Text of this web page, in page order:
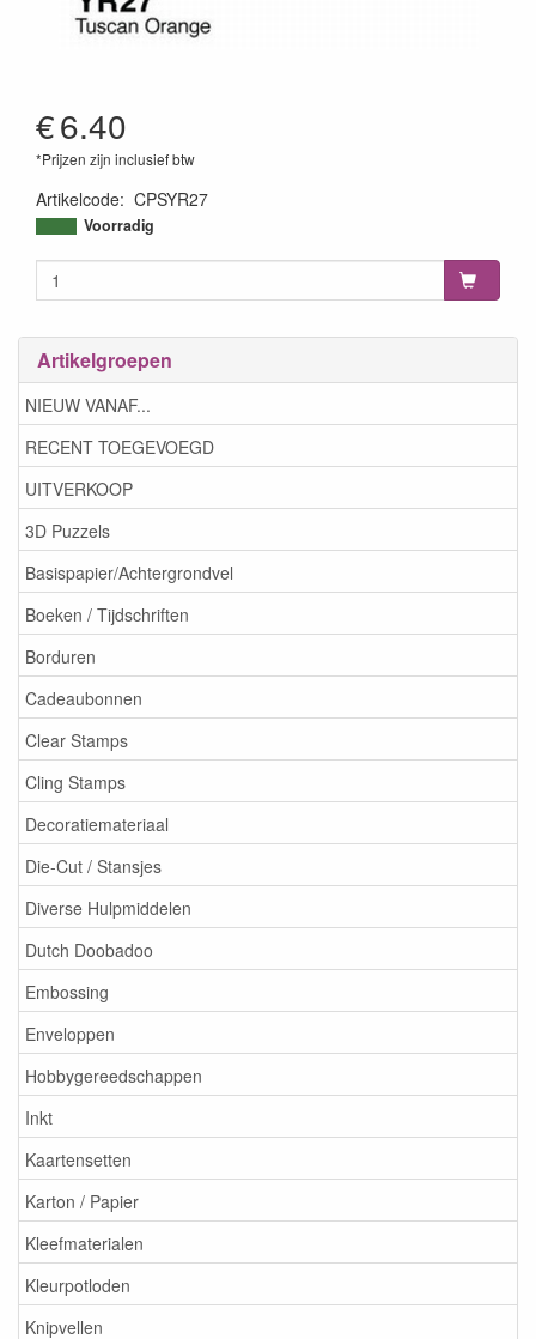
Artikelgroepen
NIEUW VANAF...
RECENT TOEGEVOEGD
UITVERKOOP
3D Puzzels
Basispapier/Achtergrondvel
Boeken / Tijdschriften
Borduren
Cadeaubonnen
Clear Stamps
Cling Stamps
Decoratiemateriaal
Die-Cut / Stansjes
Diverse Hulpmiddelen
Dutch Doobadoo
Embossing
Enveloppen
Hobbygereedschappen
Inkt
Kaartensetten
Karton / Papier
Kleefmaterialen
Kleurpotloden
Knipvellen
€6.40
*Prijzen zijn inclusief btw
Artikelcode: CPSYR27
4511338053034
Voorradig